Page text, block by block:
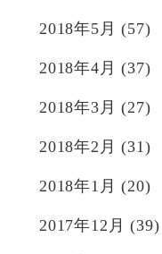
2018年5月 (57)
2018年4月 (37)
2018年3月 (27)
2018年2月 (31)
2018年1月 (20)
2017年12月 (39)